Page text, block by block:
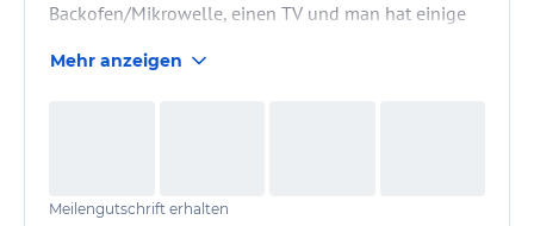
Backofen/Mikrowelle, einen TV und man hat einige
angenehmen Düften von Rituals ausgestattet. Einen
möchte, bekommt man ein kleines…
Mehr anzeigen
Meilengutschrift erhalten